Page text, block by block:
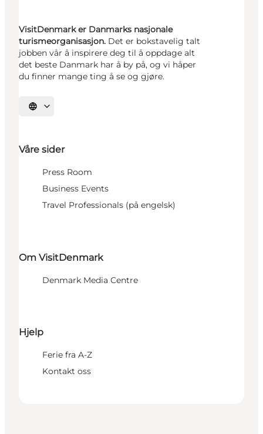
VisitDenmark er Danmarks nasjonale
turismeorganisasjon. Det er bokstavelig talt
jobben vår å inspirere deg til å oppdage alt
det beste Danmark har å by på, og vi håper
du finner mange ting å se og gjøre.
Velg språk
Våre sider
Press Room
Business Events
Travel Professionals (på engelsk)
Om VisitDenmark
Denmark Media Centre
Hjelp
Ferie fra A-Z
Kontakt oss